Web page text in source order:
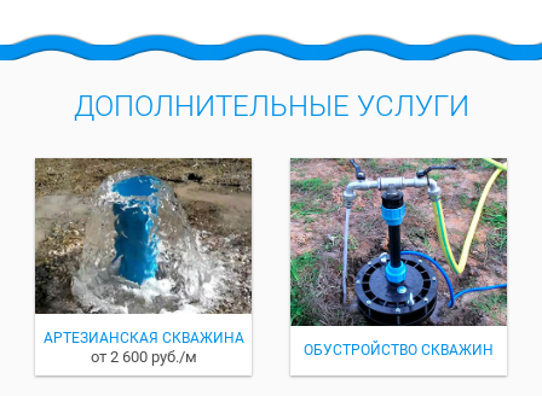
ДОПОЛНИТЕЛЬНЫЕ УСЛУГИ
АРТЕЗИАНСКАЯ СКВАЖИНА
от 2 600 руб./м ОБУСТРОЙСТВО СКВАЖИН